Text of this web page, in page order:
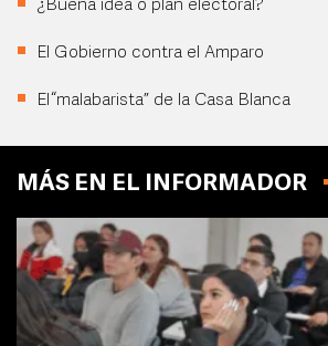
¿Buena idea o plan electoral?
El Gobierno contra el Amparo
El “malabarista” de la Casa Blanca
MÁS EN EL INFORMADOR